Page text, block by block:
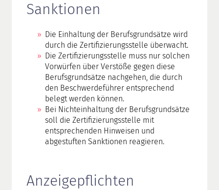
Sanktionen
Die Einhaltung der Berufsgrundsätze wird
durch die Zertifizierungsstelle überwacht.
Die Zertifizierungsstelle muss nur solchen
Vorwürfen über Verstöße gegen diese
Berufsgrundsätze nachgehen, die durch
den Beschwerdeführer entsprechend
belegt werden können.
Bei Nichteinhaltung der Berufsgrundsätze
soll die Zertifizierungsstelle mit
entsprechenden Hinweisen und
abgestuften Sanktionen reagieren.
Anzeigepflichten